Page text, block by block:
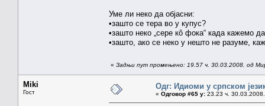
Уме ли неко да објасни:
•зашто се тера во у купус?
•зашто неко „сере кô фока“ када кажемо
•зашто, ако се неко у нешто не разуме,
« Задњи пут промењено: 19.57 ч. 30.03.2008. од
Miki
Гост
Одг: Идиоми у српском
« Одговор #65 у: 23.23 ч.